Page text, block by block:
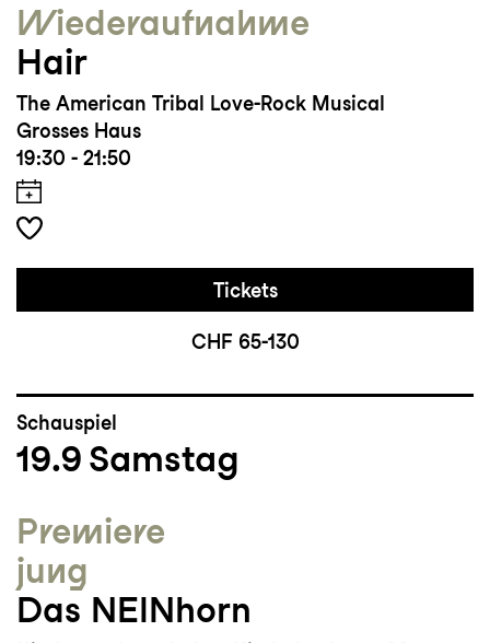
Wieder­aufnahme
Hair
The American Tribal Love-Rock Musical
Grosses Haus
19:30 - 21:50
Tickets
CHF 65-130
Schauspiel
19.9 Samstag
Premiere
jung
Das NEINhorn